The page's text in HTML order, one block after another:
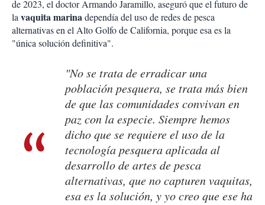
de 2023, el doctor Armando Jaramillo, aseguró que el futuro de
lavaquita marinadependía del uso de redes de pesca
alternativas en el Alto Golfo de California, porque esa es la
"única solución definitiva".
"No se trata de erradicar una
población pesquera, se trata más bien
de que las comunidades convivan en
paz con la especie. Siempre hemos
dicho que se requiere el uso de la
tecnología pesquera aplicada al
desarrollo de artes de pesca
alternativas, que no capturen vaquitas,
esa es la solución, y yo creo que ese ha